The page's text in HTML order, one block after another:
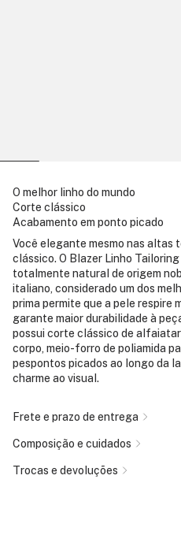
O melhor linho do mundo
Corte clássico
Acabamento em ponto picado
Você elegante mesmo nas altas
clássico. O Blazer Linho
totalmente natural de origem
italiano, considerado um dos
prima permite que a pele respire
garante maior durabilidade à
possui corte clássico de
corpo, meio-forro de poliamida
pespontos picados ao longo da
charme ao visual.
Frete e prazo de entrega
Composição e cuidados
Trocas e devoluções